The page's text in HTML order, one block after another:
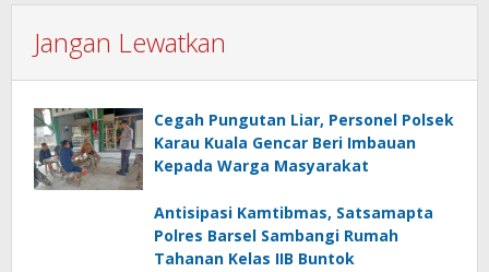
Jangan Lewatkan
Cegah Pungutan Liar, Personel Polsek
Karau Kuala Gencar Beri Imbauan
Kepada Warga Masyarakat
Antisipasi Kamtibmas, Satsamapta
Polres Barsel Sambangi Rumah
Tahanan Kelas IIB Buntok